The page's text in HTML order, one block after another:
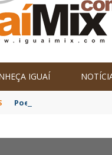
IGUAÍ
Poetas baianos